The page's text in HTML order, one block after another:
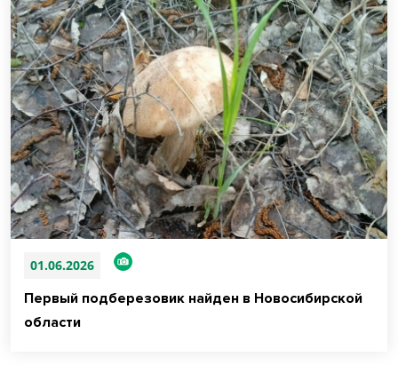
01.06.2026
Первый подберезовик найден в Новосибирской
области